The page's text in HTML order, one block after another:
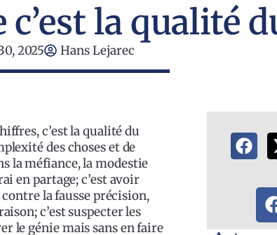
la qualité
2025 Hans Lejarec
c’est la qualité du
des choses et de
la méfiance, la modestie
en partage; c’est avoir
la fausse précision,
c’est suspecter les
le génie mais sans en faire